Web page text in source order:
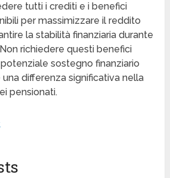
tutti i crediti e i benefici
per massimizzare il reddito
la stabilità finanziaria durante
richiedere questi benefici
sostegno finanziario
differenza significativa nella
pensionati.